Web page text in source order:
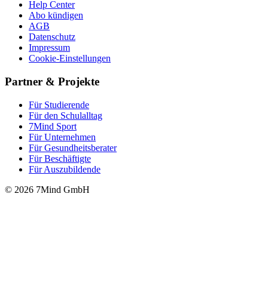
Help Center
Abo kündigen
AGB
Datenschutz
Impressum
Cookie-Einstellungen
Partner & Projekte
Für Stu­die­rende
Für den Schulalltag
7Mind Sport
Für Unter­neh­men
Für Gesund­heits­be­ra­ter
Für Beschäftigte
Für Auszubildende
© 2026 7Mind GmbH